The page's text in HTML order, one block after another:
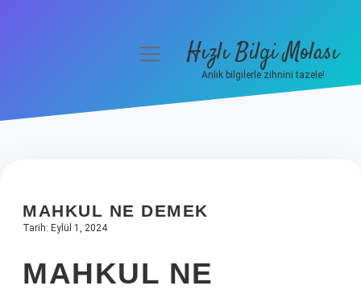
Hakkımızda
menüyüHızlı Bilgi Molası
Anlık bilgilerle zihnini tazele!
MAHKUL NE DEMEK
Tarih: Eylül 1, 2024
MAHKUL NE